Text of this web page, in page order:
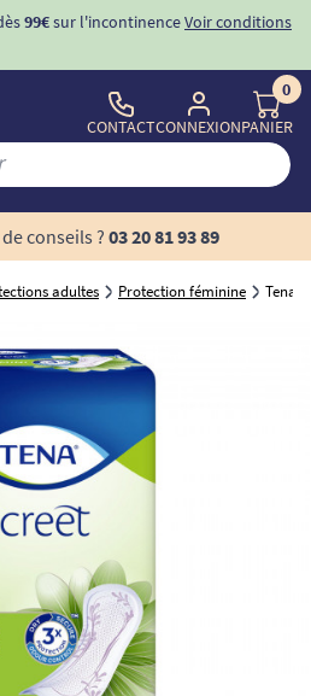
99€sur l'incontinenceVoir conditions
CONTACTCONNEXION
0
PANIER
conseils ? 03 20 81 93 89
adultes Protection féminine Tena